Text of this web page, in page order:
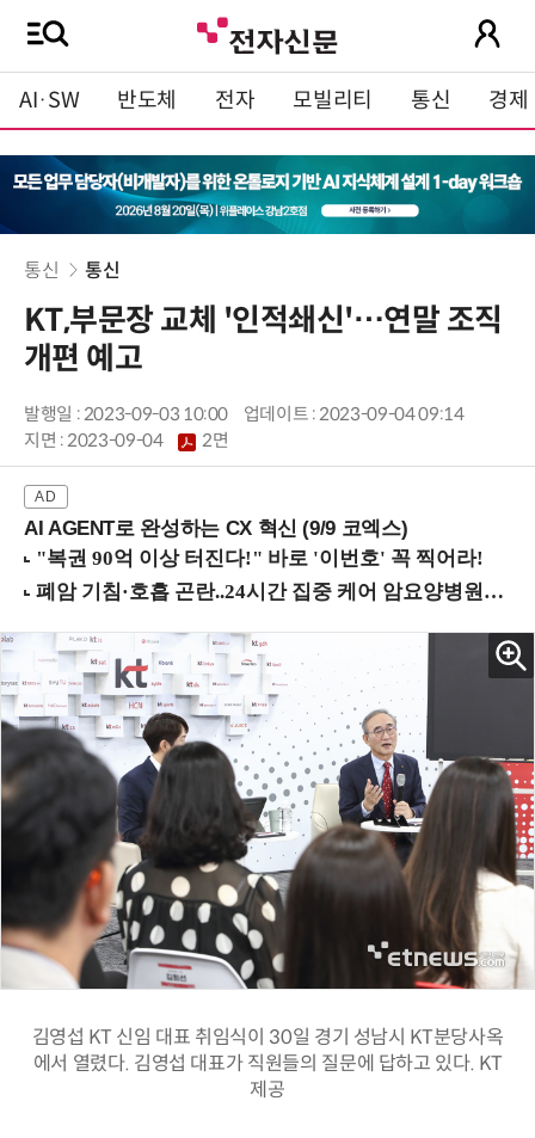
AI·SW 반도체 전자 모빌리티 통신 경제
통신 통신
KT,부문장 교체 '인적쇄신'…연말 조직
개편 예고
발행일 : 2023-09-03 10:00
업데이트 : 2023-09-04 09:14
지면 :2023-09-04 2면
AI AGENT로 완성하는 CX 혁신 (9/9 코엑스)
김영섭 KT 신임 대표 취임식이 30일 경기 성남시 KT분당사옥
에서 열렸다. 김영섭 대표가 직원들의 질문에 답하고 있다. KT
제공